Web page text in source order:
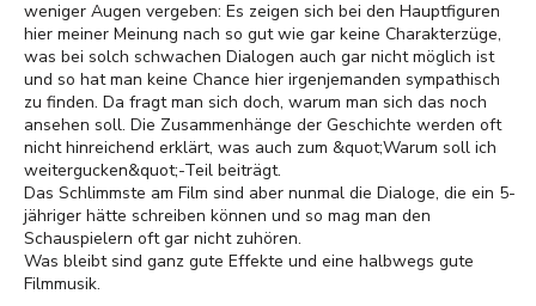
weniger Augen vergeben: Es zeigen sich bei den Hauptfiguren
hier meiner Meinung nach so gut wie gar keine Charakterzüge,
was bei solch schwachen Dialogen auch gar nicht möglich ist
und so hat man keine Chance hier irgenjemanden sympathisch
zu finden. Da fragt man sich doch, warum man sich das noch
ansehen soll. Die Zusammenhänge der Geschichte werden oft
nicht hinreichend erklärt, was auch zum &quot;Warum soll ich
weitergucken&quot;-Teil beiträgt.
Das Schlimmste am Film sind aber nunmal die Dialoge, die ein 5-
jähriger hätte schreiben können und so mag man den
Schauspielern oft gar nicht zuhören.
Was bleibt sind ganz gute Effekte und eine halbwegs gute
Filmmusik.